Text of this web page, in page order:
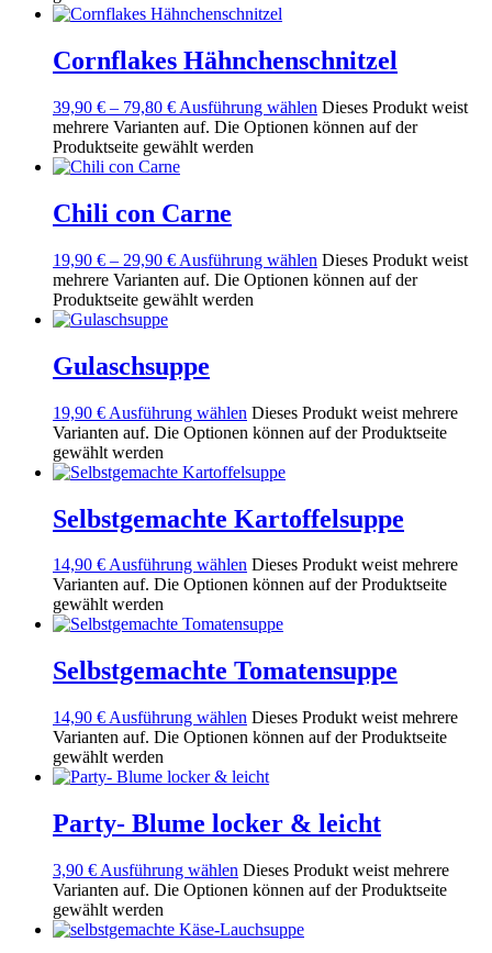
Cornflakes Hähnchenschnitzel
39,90 € – 79,80 € Ausführung wählen Dieses Produkt weist
mehrere Varianten auf. Die Optionen können auf der
Produktseite gewählt werden
Chili con Carne
19,90 € – 29,90 € Ausführung wählen Dieses Produkt weist
mehrere Varianten auf. Die Optionen können auf der
Produktseite gewählt werden
Gulaschsuppe
19,90 € Ausführung wählen Dieses Produkt weist mehrere
Varianten auf. Die Optionen können auf der Produktseite
gewählt werden
Selbstgemachte Kartoffelsuppe
14,90 €Ausführung wählen Dieses Produkt weist mehrere
Varianten auf. Die Optionen können auf der Produktseite
gewählt werden
Selbstgemachte Tomatensuppe
14,90 € Ausführung wählen Dieses Produkt weist mehrere
Varianten auf. Die Optionen können auf der Produktseite
gewählt werden
Party- Blume locker & leicht
3,90 € Ausführung wählen Dieses Produkt weist mehrere
Varianten auf. Die Optionen können auf der Produktseite
gewählt werden